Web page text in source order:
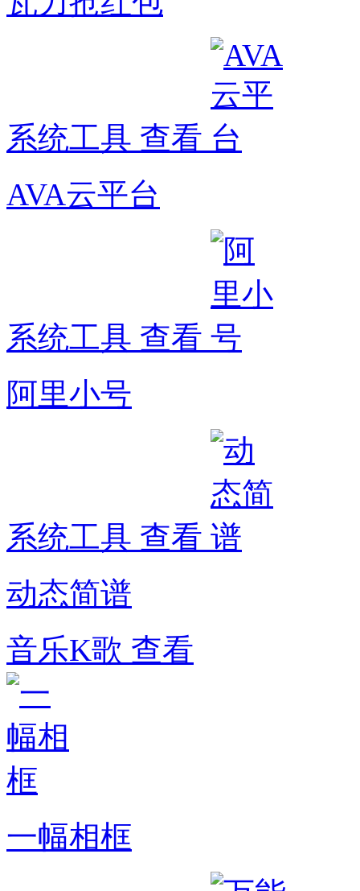
系统工具 查看
AVA云平台
系统工具 查看
阿里小号
系统工具 查看
动态简谱
音乐K歌 查看
一幅相框